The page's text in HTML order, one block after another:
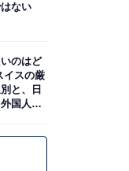
ない
のはど
イスの厳
と、日
国人政